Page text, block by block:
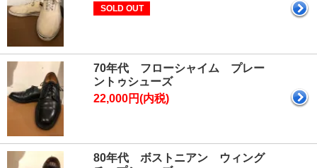
SOLD OUT
70年代 フローシャイム プレー
ントゥシューズ
22,000円(内税)
80年代 ボストニアン ウィング